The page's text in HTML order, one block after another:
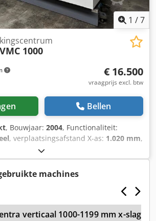
1 /7
VMC 1000
€ 16.500
vraagprijs excl. btw
Bellen
, Bouwjaar: 2004, Functionaliteit:
, verplaatsingsafstand X-as: 1.020 mm,
, verplaatsingsafstand Z-as:
X-as:30 m/min, snelle
30 m/min , snelle verplaatsing Z-as:
2.830
2.340 mm, tafelbreedte:1.150 mm,
, tafelbelasting:900 kg, totaalgewicht:
machines
verticaal 1000-1199 mm x-slag